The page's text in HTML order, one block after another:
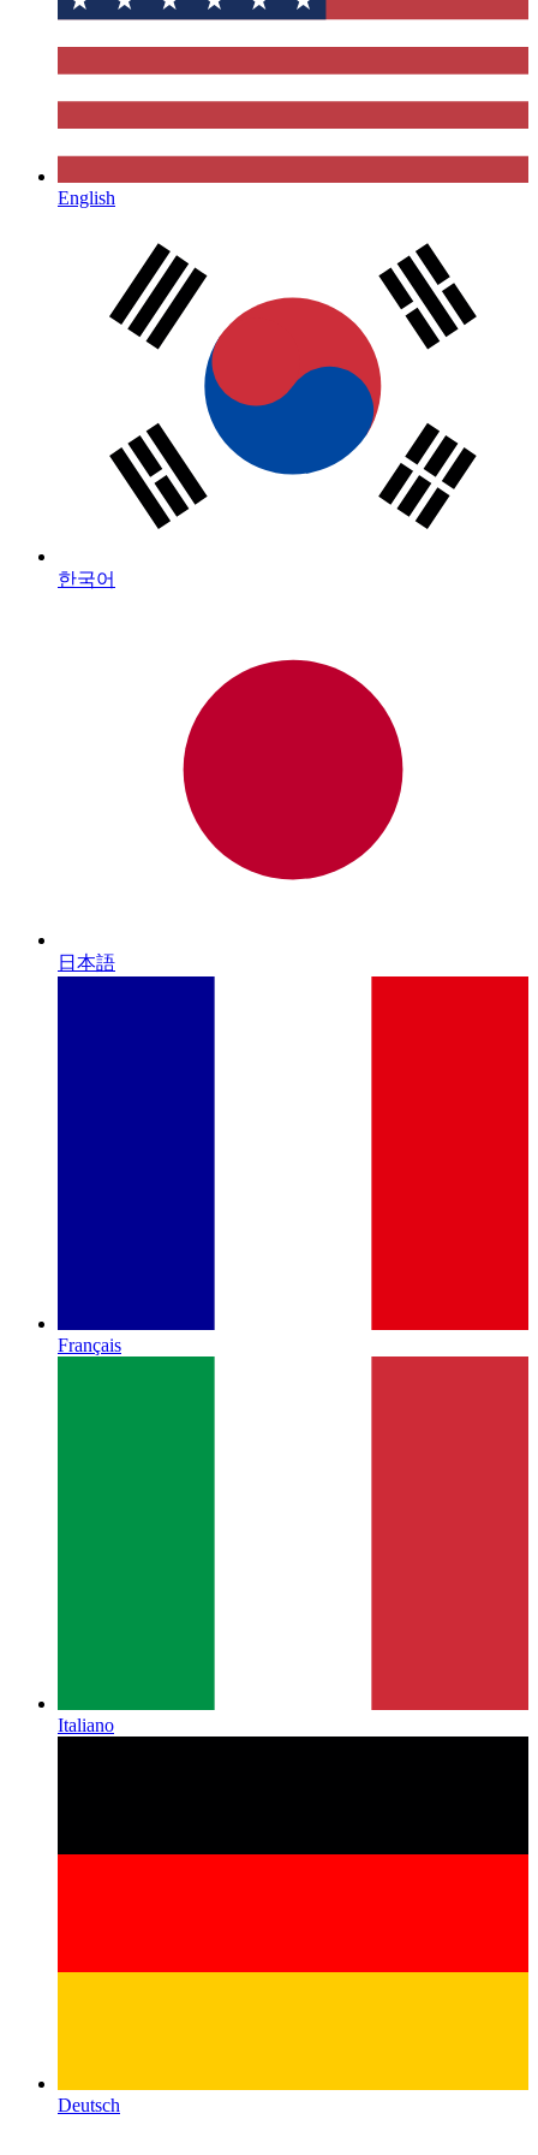
English
한국어
日本語
Français
Italiano
Deutsch